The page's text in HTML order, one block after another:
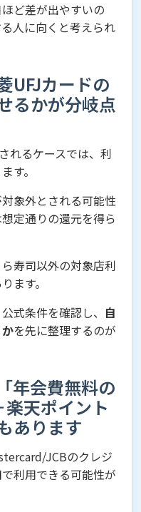
ど差が出やすいの
人に向くと考えられ
UFJカードの
るかが分岐点
れるケースでは、利
す。
象外とされる可能性
定通りの還元を得ら
寿司以外の対象店利
ます。
式条件を確認し、 自
を先に整理するのが
年会費無料の
天ポイント
あります
JCBのクレジ
利用できる可能性が